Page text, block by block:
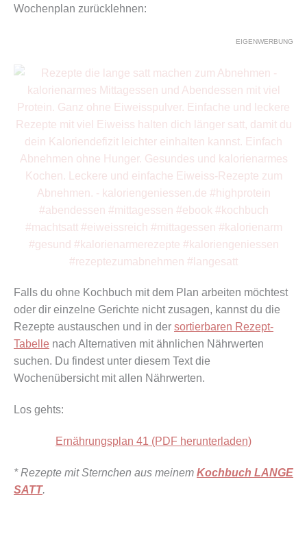
Wochenplan zurücklehnen:
EIGENWERBUNG
Falls du ohne Kochbuch mit dem Plan arbeiten möchtest
oder dir einzelne Gerichte nicht zusagen, kannst du die
Rezepte austauschen und in der sortierbaren Rezept-
Tabelle nach Alternativen mit ähnlichen Nährwerten
suchen. Du findest unter diesem Text die
Wochenübersicht mit allen Nährwerten.
Los gehts:
Ernährungsplan 41 (PDF herunterladen)
* Rezepte mit Sternchen aus meinem Kochbuch LANGE
SATT.